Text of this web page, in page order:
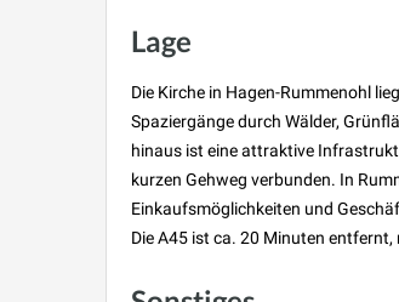
Lage
Die Kirche in Hagen-Rummenohl
Spaziergänge durch Wälder,
hinaus ist eine attraktive
kurzen Gehweg verbunden. In
Einkaufsmöglichkeiten und
Die A45 ist ca. 20 Minuten